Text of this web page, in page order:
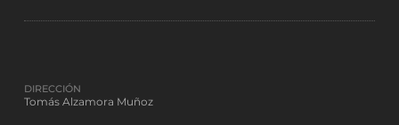
DIRECCIÓN
Tomás Alzamora Muñoz